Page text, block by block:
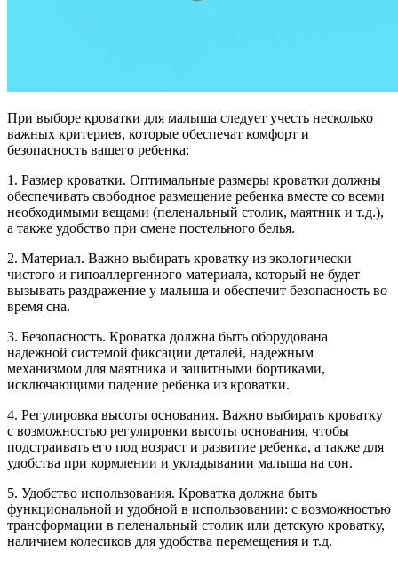
При выборе кроватки для малыша следует учесть несколько
важных критериев, которые обеспечат комфорт и
безопасность вашего ребенка:
1. Размер кроватки. Оптимальные размеры кроватки должны
обеспечивать свободное размещение ребенка вместе со всеми
необходимыми вещами (пеленальный столик, маятник и т.д.),
а также удобство при смене постельного белья.
2. Материал. Важно выбирать кроватку из экологически
чистого и гипоаллергенного материала, который не будет
вызывать раздражение у малыша и обеспечит безопасность во
время сна.
3. Безопасность. Кроватка должна быть оборудована
надежной системой фиксации деталей, надежным
механизмом для маятника и защитными бортиками,
исключающими падение ребенка из кроватки.
4. Регулировка высоты основания. Важно выбирать кроватку
с возможностью регулировки высоты основания, чтобы
подстраивать его под возраст и развитие ребенка, а также для
удобства при кормлении и укладывании малыша на сон.
5. Удобство использования. Кроватка должна быть
функциональной и удобной в использовании: с возможностью
трансформации в пеленальный столик или детскую кроватку,
наличием колесиков для удобства перемещения и т.д.